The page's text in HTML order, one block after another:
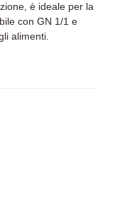
è ideale per la
con GN 1/1 e
alimenti.